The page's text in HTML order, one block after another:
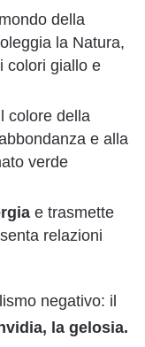
della
la Natura,
colori giallo e
colore della
e alla
verde
e trasmette
relazioni
negativo: il
la gelosia.